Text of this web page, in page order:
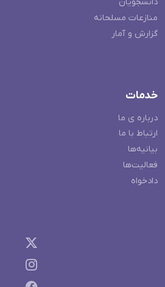
منازعات مسلحانه
گزارش و آمار
خدمات
درباره ی ما
ارتباط با ما
بیانیه‌ها
فعالیت‌ها
دادخواه